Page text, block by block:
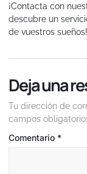
¡Contacta con
descubre un
de vuestros sueños!
Deja una
Tu dirección de
campos
Comentario *